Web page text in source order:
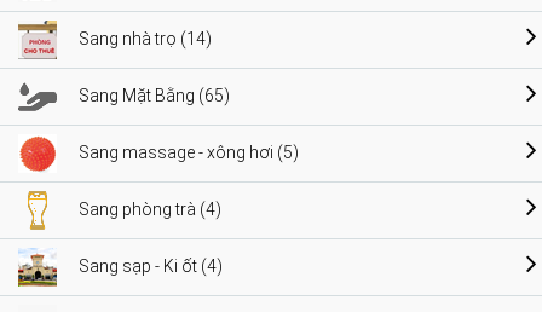
Sang nhà trọ (14)
Sang Mặt Bằng (65)
Sang massage - xông hơi (5)
Sang phòng trà (4)
Sang sạp - Ki ốt (4)